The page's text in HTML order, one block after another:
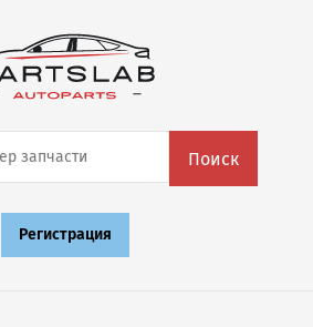
Поиск
Регистрация